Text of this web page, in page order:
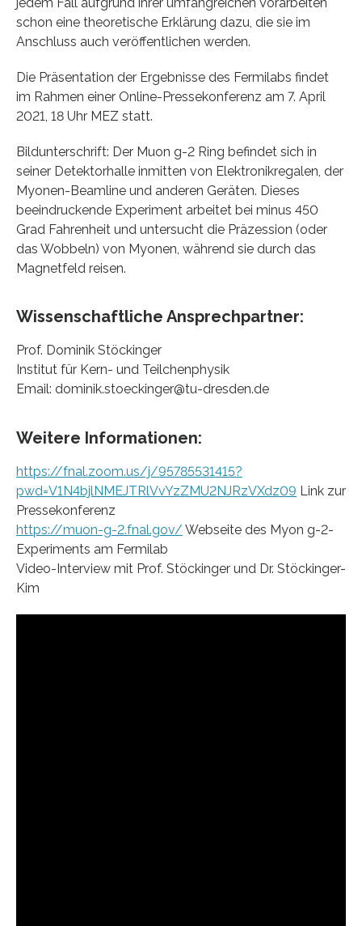
schon eine theoretische Erklärung dazu, die sie im
Anschluss auch veröffentlichen werden.
Die Präsentation der Ergebnisse des Fermilabs findet
im Rahmen einer Online-Pressekonferenz am 7. April
2021, 18 Uhr MEZ statt.
Bildunterschrift: Der Muon g-2 Ring befindet sich in
seiner Detektorhalle inmitten von Elektronikregalen, der
Myonen-Beamline und anderen Geräten. Dieses
beeindruckende Experiment arbeitet bei minus 450
Grad Fahrenheit und untersucht die Präzession (oder
das Wobbeln) von Myonen, während sie durch das
Magnetfeld reisen.
Wissenschaftliche Ansprechpartner:
Prof. Dominik Stöckinger
Institut für Kern- und Teilchenphysik
Email: dominik.stoeckinger@tu-dresden.de
Weitere Informationen:
https://fnal.zoom.us/j/95785531415?
pwd=V1N4bjlNMEJTRlVvYzZMU2NJRzVXdz09 Link zur
Pressekonferenz
https://muon-g-2.fnal.gov/ Webseite des Myon g-2-
Experiments am Fermilab
Video-Interview mit Prof. Stöckinger und Dr. Stöckinger-
Kim